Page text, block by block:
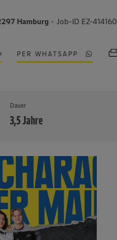
Hamburg - Job-ID EZ-414160
PER WHATSAPP
Dauer
3,5 Jahre